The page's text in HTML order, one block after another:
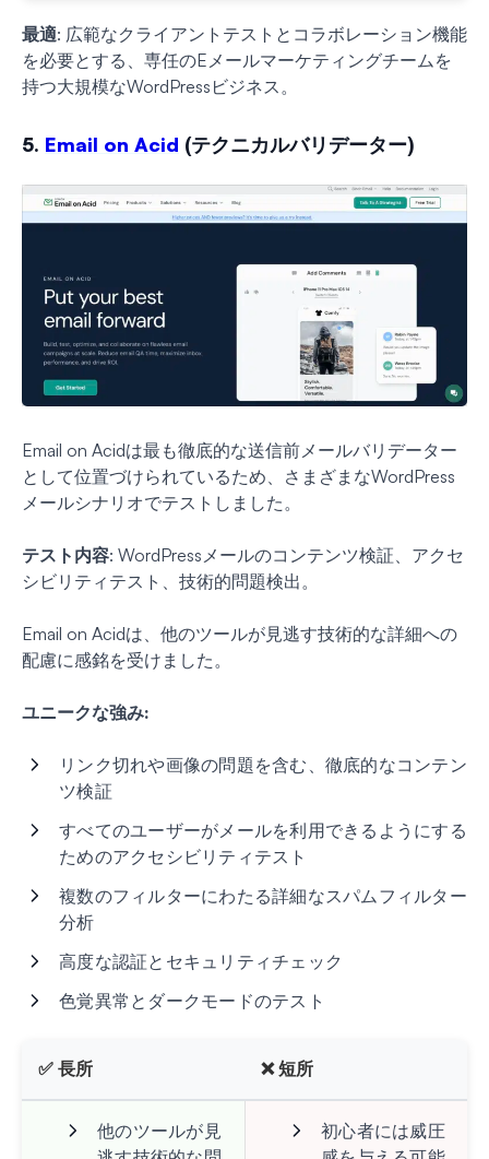
最適: 広範なクライアントテストとコラボレーション機能
を必要とする、専任のEメールマーケティングチームを
持つ大規模なWordPressビジネス。
5. Email on Acid (テクニカルバリデーター)
Email on Acidは最も徹底的な送信前メールバリデーター
として位置づけられているため、さまざまなWordPress
メールシナリオでテストしました。
テスト内容: WordPressメールのコンテンツ検証、アクセ
シビリティテスト、技術的問題検出。
Email on Acidは、他のツールが見逃す技術的な詳細への
配慮に感銘を受けました。
ユニークな強み:
リンク切れや画像の問題を含む、徹底的なコンテン
ツ検証
すべてのユーザーがメールを利用できるようにする
ためのアクセシビリティテスト
複数のフィルターにわたる詳細なスパムフィルター
分析
高度な認証とセキュリティチェック
色覚異常とダークモードのテスト
✅ 長所 ❌ 短所
他のツールが見
初心者には威圧